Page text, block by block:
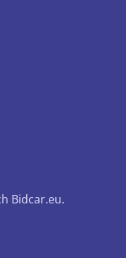
Bidcar.eu.